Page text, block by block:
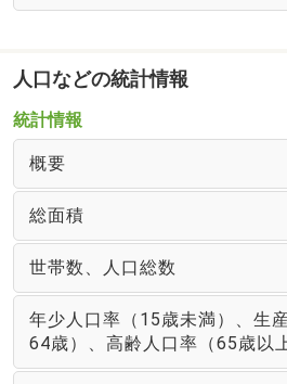
人口などの統計情報
統計情報
概要
総面積
世帯数、人口総数
年少人口率（15歳未満）、生
64歳）、高齢人口率（65歳以上